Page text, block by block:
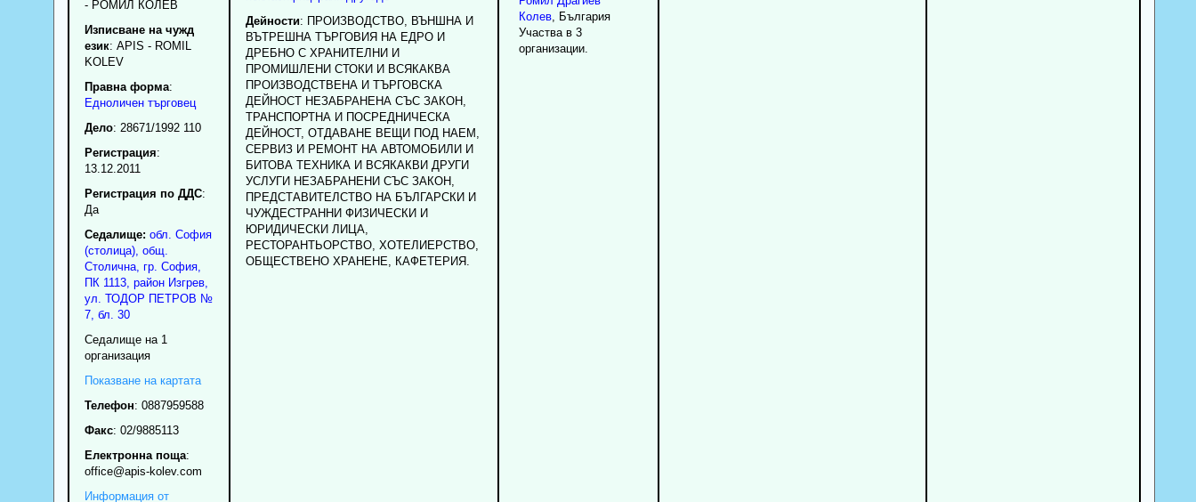
- РОМИЛ КОЛЕВ
Изписване на чужд
език: APIS - ROMIL
KOLEV
Правна форма:
Едноличен търговец
Дело: 28671/1992 110
Регистрация:
13.12.2011
Регистрация по ДДС:
Да
Седалище: обл. София
(столица), общ.
Столична, гр. София,
ПК 1113, район Изгрев,
ул. ТОДОР ПЕТРОВ №
7, бл. 30
Седалище на 1
организация
Показване на картата
Телефон: 0887959588
Факс: 02/9885113
Електронна поща:
office@apis-kolev.com
Информация от
Дейности: ПРОИЗВОДСТВО, ВЪНШНА И
ВЪТРЕШНА ТЪРГОВИЯ НА ЕДРО И
ДРЕБНО С ХРАНИТЕЛНИ И
ПРОМИШЛЕНИ СТОКИ И ВСЯКАКВА
ПРОИЗВОДСТВЕНА И ТЪРГОВСКА
ДЕЙНОСТ НЕЗАБРАНЕНА СЪС ЗАКОН,
ТРАНСПОРТНА И ПОСРЕДНИЧЕСКА
ДЕЙНОСТ, ОТДАВАНЕ ВЕЩИ ПОД НАЕМ,
СЕРВИЗ И РЕМОНТ НА АВТОМОБИЛИ И
БИТОВА ТЕХНИКА И ВСЯКАКВИ ДРУГИ
УСЛУГИ НЕЗАБРАНЕНИ СЪС ЗАКОН,
ПРЕДСТАВИТЕЛСТВО НА БЪЛГАРСКИ И
ЧУЖДЕСТРАННИ ФИЗИЧЕСКИ И
ЮРИДИЧЕСКИ ЛИЦА,
РЕСТОРАНТЬОРСТВО, ХОТЕЛИЕРСТВО,
ОБЩЕСТВЕНО ХРАНЕНЕ, КАФЕТЕРИЯ.
Колев, България
Участва в 3
организации.